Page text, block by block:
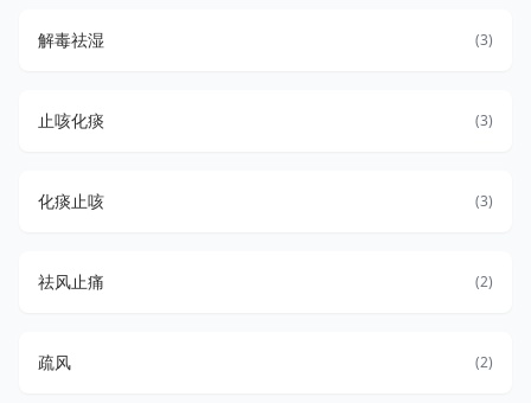
解毒祛湿 (3)
止咳化痰 (3)
化痰止咳 (3)
祛风止痛 (2)
疏风 (2)